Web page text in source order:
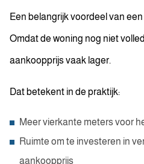
Een belangrijk voordeel van
Omdat de woning nog niet
aankoopprijs vaak lager.
Dat betekent in de praktijk:
Meer vierkante meters voor
Ruimte om te investeren in
aankoopprijs